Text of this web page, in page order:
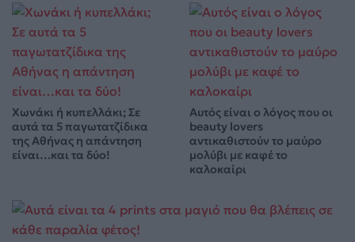
Χωνάκι ή κυπελλάκι; Σε
αυτά τα 5 παγωτατζίδικα
της Αθήνας η απάντηση
είναι…και τα δύο!
Αυτός είναι ο λόγος που οι
beauty lovers
αντικαθιστούν το μαύρο
μολύβι με καφέ το
καλοκαίρι